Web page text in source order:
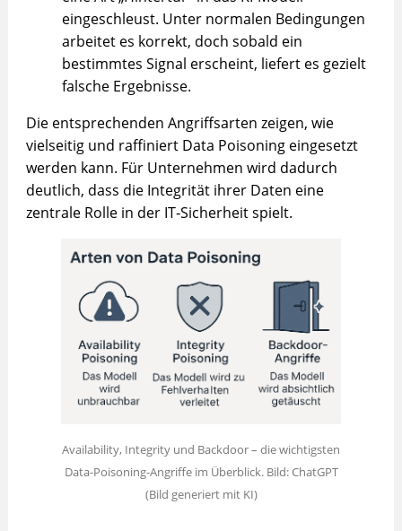
eingeschleust. Unter normalen Bedingungen
arbeitet es korrekt, doch sobald ein
bestimmtes Signal erscheint, liefert es gezielt
falsche Ergebnisse.
Die entsprechenden Angriffsarten zeigen, wie
vielseitig und raffiniert Data Poisoning eingesetzt
werden kann. Für Unternehmen wird dadurch
deutlich, dass die Integrität ihrer Daten eine
zentrale Rolle in der IT‑Sicherheit spielt.
Availability, Integrity und Backdoor – die wichtigsten
Data-Poisoning-Angriffe im Überblick. Bild: ChatGPT
(Bild generiert mit KI)